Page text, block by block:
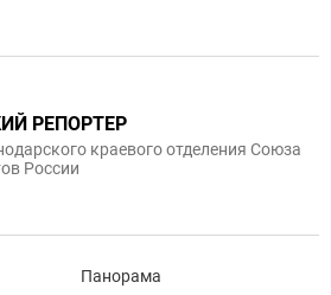
РЕПОРТЕР
краевого отделения Союза
России
Панорама